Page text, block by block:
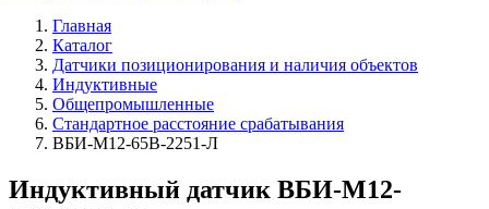
Главная
Каталог
Датчики позиционирования и наличия объектов
Индуктивные
Общепромышленные
Стандартное расстояние срабатывания
ВБИ-М12-65В-2251-Л
Индуктивный датчик ВБИ-М12-